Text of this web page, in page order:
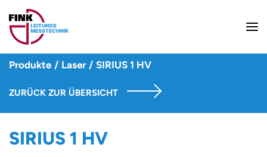
Produkte / Laser / SIRIUS 1 HV
ZURÜCK ZUR ÜBERSICHT
SIRIUS 1 HV